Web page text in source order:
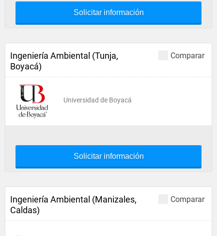
Solicitar información
Comparar
Ingeniería Ambiental (Tunja,
Boyacá)
Universidad de Boyacá
Solicitar información
Comparar
Ingeniería Ambiental (Manizales,
Caldas)